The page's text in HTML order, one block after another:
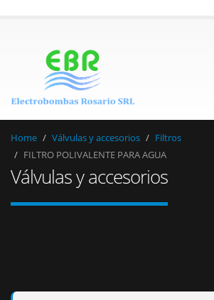
Home Válvulas y accesorios
Filtros
FILTRO POLIVALENTE PARA AGUA
Válvulas y accesorios